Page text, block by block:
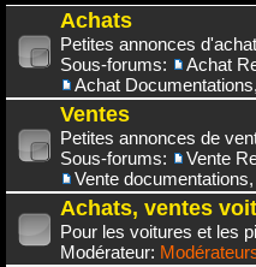
Achats
Petites annonces
Sous-forums:
Achat
Achat Documentations,
Ventes
Petites annonces de
Sous-forums:
Vente
Vente documentations,
Achats, ventes
Pour les voitures et les
Modérateur: